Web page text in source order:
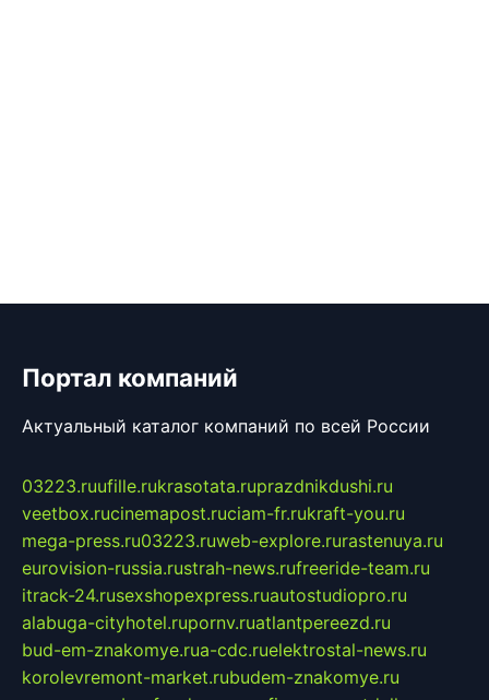
Портал компаний
Актуальный каталог компаний по всей России
03223.ruufille.rukrasotata.ruprazdnikdushi.ru
veetbox.rucinemapost.ruciam-fr.rukraft-you.ru
mega-press.ru03223.ruweb-explore.rurastenuya.ru
eurovision-russia.rustrah-news.rufreeride-team.ru
itrack-24.rusexshopexpress.ruautostudiopro.ru
alabuga-cityhotel.rupornv.ruatlantpereezd.ru
bud-em-znakomye.rua-cdc.ruelektrostal-news.ru
korolevremont-market.rubudem-znakomye.ru